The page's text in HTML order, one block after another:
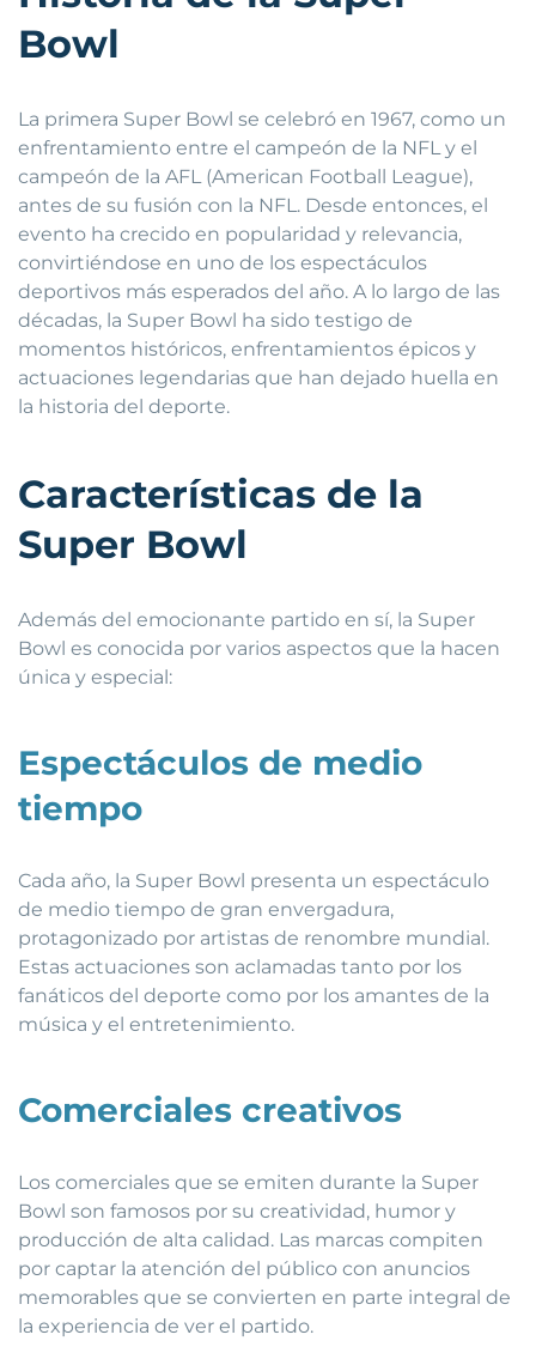
Bowl
La primera Super Bowl se celebró en 1967, como un
enfrentamiento entre el campeón de la NFL y el
campeón de la AFL (American Football League),
antes de su fusión con la NFL. Desde entonces, el
evento ha crecido en popularidad y relevancia,
convirtiéndose en uno de los espectáculos
deportivos más esperados del año. A lo largo de las
décadas, la Super Bowl ha sido testigo de
momentos históricos, enfrentamientos épicos y
actuaciones legendarias que han dejado huella en
la historia del deporte.
Características de la
Super Bowl
Además del emocionante partido en sí, la Super
Bowl es conocida por varios aspectos que la hacen
única y especial:
Espectáculos de medio
tiempo
Cada año, la Super Bowl presenta un espectáculo
de medio tiempo de gran envergadura,
protagonizado por artistas de renombre mundial.
Estas actuaciones son aclamadas tanto por los
fanáticos del deporte como por los amantes de la
música y el entretenimiento.
Comerciales creativos
Los comerciales que se emiten durante la Super
Bowl son famosos por su creatividad, humor y
producción de alta calidad. Las marcas compiten
por captar la atención del público con anuncios
memorables que se convierten en parte integral de
la experiencia de ver el partido.